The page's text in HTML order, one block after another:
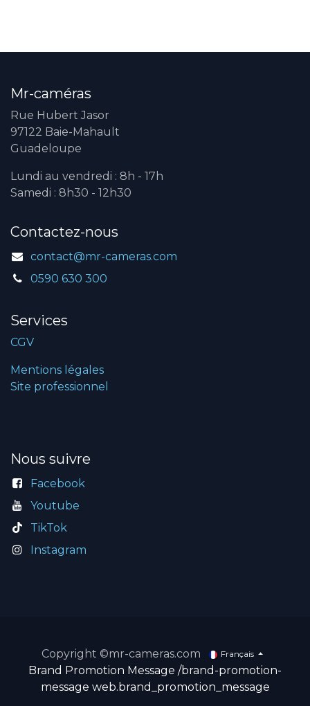
Mr-caméras
Rue Hubert Jasor
97122 Baie-Mahault
Guadeloupe
Lundi au vendredi : 8h - 17h
Samedi : 8h30 - 12h30
Contactez-nous
contact@mr-cameras.com
0590 630 300
Services
CGV
Mentions légales
Site professionnel
Nous suivre
Facebook
Youtube
TikTok
Instagram
Copyright ©mr-cameras.com Français
Brand Promotion Message /brand-promotion-
message web.brand_promotion_message